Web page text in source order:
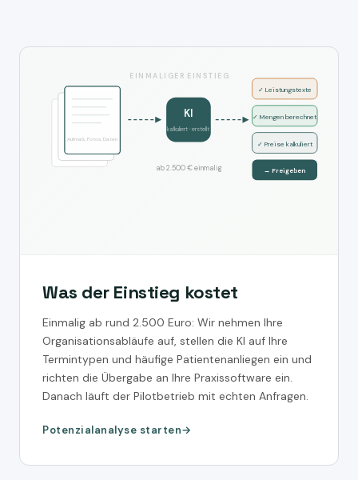
EINMALIGER EINSTIEG
Aufmaß, Fotos, Daten
KI
kalkuliert · erstellt
✓ Leistungstexte
✓ Mengen berechnet
✓ Preise kalkuliert
→ Freigeben
ab 2.500 € einmalig
Was der Einstieg kostet
Einmalig ab rund 2.500 Euro: Wir nehmen Ihre
Organisationsabläufe auf, stellen die KI auf Ihre
Termintypen und häufige Patientenanliegen ein und
richten die Übergabe an Ihre Praxissoftware ein.
Danach läuft der Pilotbetrieb mit echten Anfragen.
Potenzialanalyse starten